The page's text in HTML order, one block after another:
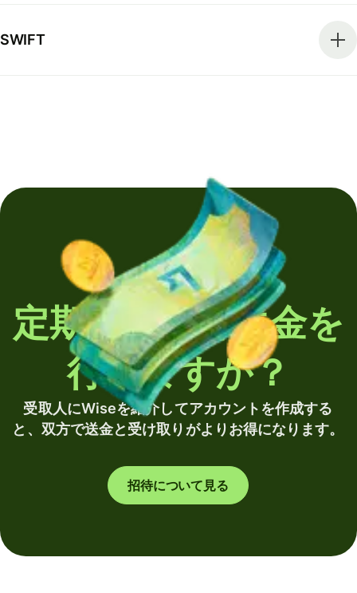
SWIFT
定期的に海外送金を
行いますか？
受取人にWiseを紹介してアカウントを作成する
と、双方で送金と受け取りがよりお得になります。
招待について見る